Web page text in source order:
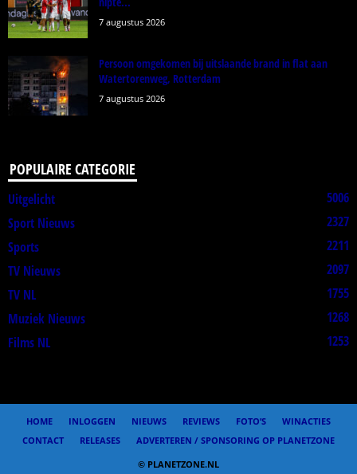
7 augustus 2026
Persoon omgekomen bij uitslaande brand in flat aan
Watertorenweg, Rotterdam
7 augustus 2026
POPULAIRE CATEGORIE
Uitgelicht
5006
Sport Nieuws
2327
Sports
2211
TV Nieuws
2097
TV NL
1755
Muziek Nieuws
1268
Films NL
1253
HOME INLOGGEN NIEUWS REVIEWS FOTO’S
WINACTIES
CONTACT
RELEASES
ADVERTEREN / SPONSORING OP PLANETZONE
© PLANETZONE.NL